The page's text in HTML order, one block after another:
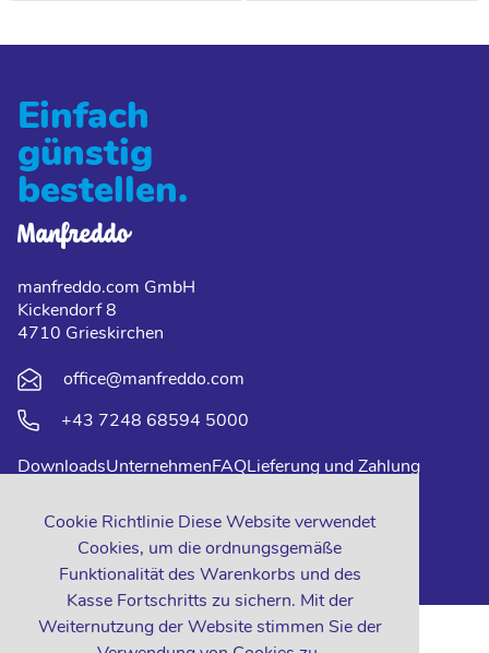
Cookie Richtlinie Diese Website verwendet
Cookies, um die ordnungsgemäße
Funktionalität des Warenkorbs und des
Kasse Fortschritts zu sichern. Mit der
Weiternutzung der Website stimmen Sie der
Einfach
günstig
bestellen.
manfreddo.com GmbH
Kickendorf 8
4710 Grieskirchen
office@manfreddo.com
+43 7248 68594 5000
DownloadsUnternehmenFAQLieferung und Zahlung